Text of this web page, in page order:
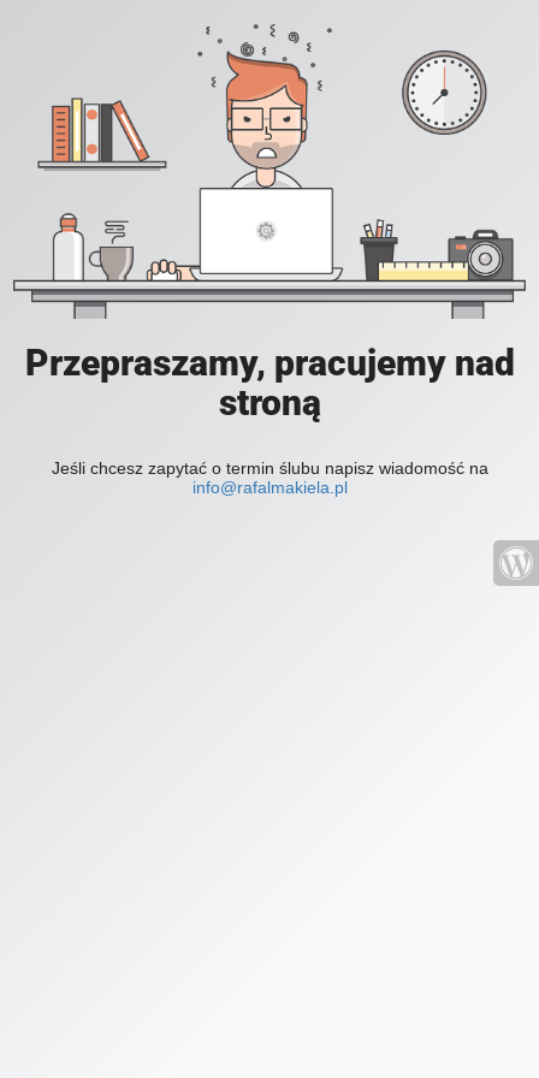
Przepraszamy, pracujemy nad
stroną
Jeśli chcesz zapytać o termin ślubu napisz wiadomość na
info@rafalmakiela.pl